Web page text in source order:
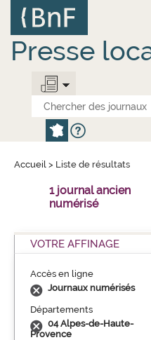
contenu
principal
Presse
Accueil > Liste de résultats
1 journal ancien
numérisé
VOTRE AFFINAGE
Accès en ligne
Journaux numérisés
Départements
04 Alpes-de-Haute-
Provence
Panneau de gestion des cookies